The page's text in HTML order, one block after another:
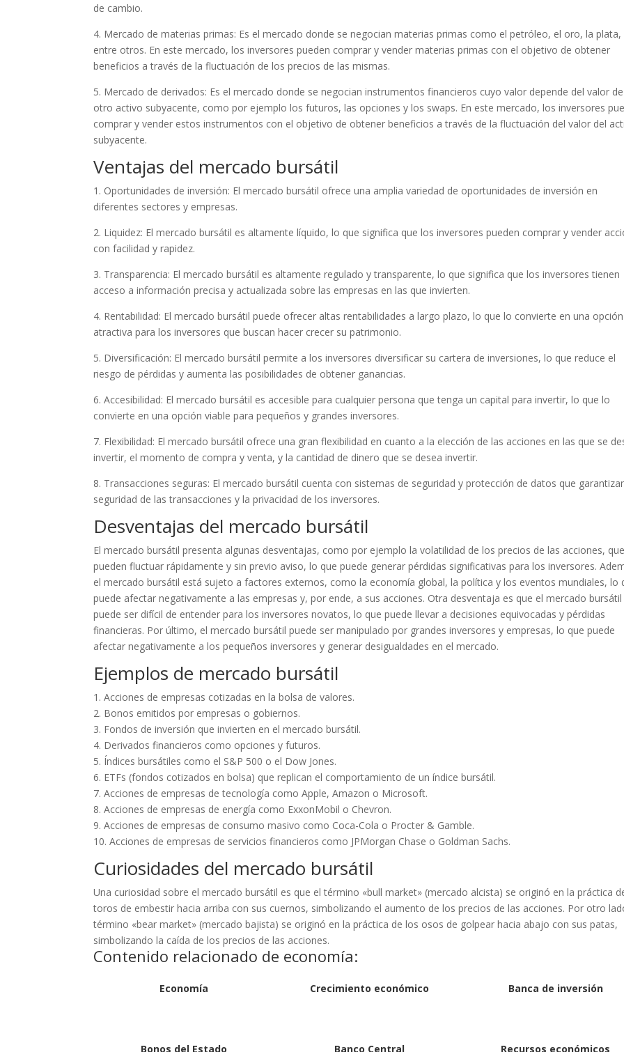
de cambio.
4. Mercado de materias primas: Es el mercado donde se negocian materias primas como el petróleo, el oro, la plata,
entre otros. En este mercado, los inversores pueden comprar y vender materias primas con el objetivo de obtener
beneficios a través de la fluctuación de los precios de las mismas.
5. Mercado de derivados: Es el mercado donde se negocian instrumentos financieros cuyo valor depende del valor de
otro activo subyacente, como por ejemplo los futuros, las opciones y los swaps. En este mercado, los inversores
comprar y vender estos instrumentos con el objetivo de obtener beneficios a través de la fluctuación del valor del
subyacente.
Ventajas del mercado bursátil
1. Oportunidades de inversión: El mercado bursátil ofrece una amplia variedad de oportunidades de inversión en
diferentes sectores y empresas.
2. Liquidez: El mercado bursátil es altamente líquido, lo que significa que los inversores pueden comprar y vender
con facilidad y rapidez.
3. Transparencia: El mercado bursátil es altamente regulado y transparente, lo que significa que los inversores tienen
acceso a información precisa y actualizada sobre las empresas en las que invierten.
4. Rentabilidad: El mercado bursátil puede ofrecer altas rentabilidades a largo plazo, lo que lo convierte en una opción
atractiva para los inversores que buscan hacer crecer su patrimonio.
5. Diversificación: El mercado bursátil permite a los inversores diversificar su cartera de inversiones, lo que reduce el
riesgo de pérdidas y aumenta las posibilidades de obtener ganancias.
6. Accesibilidad: El mercado bursátil es accesible para cualquier persona que tenga un capital para invertir, lo que lo
convierte en una opción viable para pequeños y grandes inversores.
7. Flexibilidad: El mercado bursátil ofrece una gran flexibilidad en cuanto a la elección de las acciones en las que se
invertir, el momento de compra y venta, y la cantidad de dinero que se desea invertir.
8. Transacciones seguras: El mercado bursátil cuenta con sistemas de seguridad y protección de datos que
seguridad de las transacciones y la privacidad de los inversores.
Desventajas del mercado bursátil
El mercado bursátil presenta algunas desventajas, como por ejemplo la volatilidad de los precios de las acciones, que
pueden fluctuar rápidamente y sin previo aviso, lo que puede generar pérdidas significativas para los inversores.
el mercado bursátil está sujeto a factores externos, como la economía global, la política y los eventos mundiales, lo
puede afectar negativamente a las empresas y, por ende, a sus acciones. Otra desventaja es que el mercado bursátil
puede ser difícil de entender para los inversores novatos, lo que puede llevar a decisiones equivocadas y pérdidas
financieras. Por último, el mercado bursátil puede ser manipulado por grandes inversores y empresas, lo que puede
afectar negativamente a los pequeños inversores y generar desigualdades en el mercado.
Ejemplos de mercado bursátil
1. Acciones de empresas cotizadas en la bolsa de valores.
2. Bonos emitidos por empresas o gobiernos.
3. Fondos de inversión que invierten en el mercado bursátil.
4. Derivados financieros como opciones y futuros.
5. Índices bursátiles como el S&P 500 o el Dow Jones.
6. ETFs (fondos cotizados en bolsa) que replican el comportamiento de un índice bursátil.
7. Acciones de empresas de tecnología como Apple, Amazon o Microsoft.
8. Acciones de empresas de energía como ExxonMobil o Chevron.
9. Acciones de empresas de consumo masivo como Coca-Cola o Procter & Gamble.
10. Acciones de empresas de servicios financieros como JPMorgan Chase o Goldman Sachs.
Curiosidades del mercado bursátil
Una curiosidad sobre el mercado bursátil es que el término «bull market» (mercado alcista) se originó en la práctica
toros de embestir hacia arriba con sus cuernos, simbolizando el aumento de los precios de las acciones. Por otro
término «bear market» (mercado bajista) se originó en la práctica de los osos de golpear hacia abajo con sus patas,
simbolizando la caída de los precios de las acciones.
Contenido relacionado de economía:
Economía Crecimiento económico Banca de inversión
Bonos del Estado Banco Central Recursos económicos